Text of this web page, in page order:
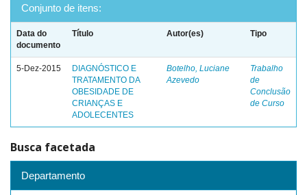
Conjunto de itens:
Data do
documento
Título Autor(es) Tipo
5-Dez-2015
DIAGNÓSTICO E
TRATAMENTO DA
OBESIDADE DE
CRIANÇAS E
ADOLECENTES
Botelho, Luciane
Azevedo
Trabalho
de
Conclusão
de Curso
Busca facetada
Departamento